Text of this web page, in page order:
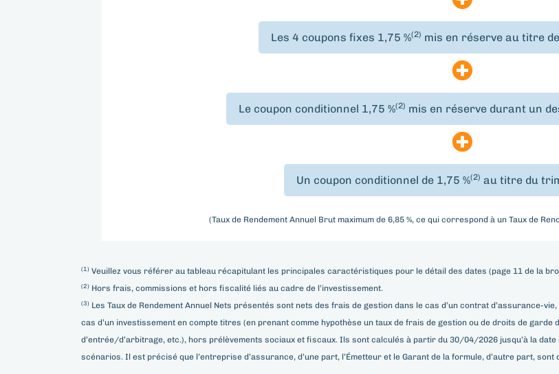
Les 4 coupons fixes 1,75 %(2) mis en réserve au titre
Le coupon conditionnel 1,75 %(2) mis en réserve durant un
Un coupon conditionnel de 1,75 %(2) au titre du
(Taux de Rendement Annuel Brut maximum de 6,85 %, ce qui correspond à un Taux de
(1) Veuillez vous référer au tableau récapitulant les principales caractéristiques pour le détail des dates (page 11 de la
(2) Hors frais, commissions et hors fiscalité liés au cadre de l’investissement.
(3) Les Taux de Rendement Annuel Nets présentés sont nets des frais de gestion dans le cas d’un contrat d’assurance-
cas d’un investissement en compte titres (en prenant comme hypothèse un taux de frais de gestion ou de droits de
d’entrée/d’arbitrage, etc.), hors prélèvements sociaux et fiscaux. Ils sont calculés à partir du 30/04/2026 jusqu’à la
scénarios. Il est précisé que l’entreprise d’assurance, d’une part, l’Émetteur et le Garant de la formule, d’autre part,